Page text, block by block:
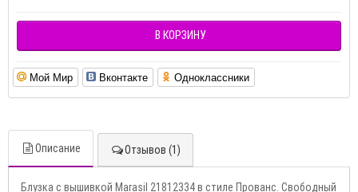
В КОРЗИНУ
Мой Мир Вконтакте Одноклассники
Описание Отзывов (1)
Блузка с вышивкой Marasil 21812334 в стиле Прованс. Свободный